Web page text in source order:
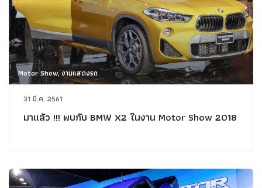
Motor Show, งานแสดงรถ
31 มี.ค. 2561
มาแล้ว !!! พบกับ BMW X2 ในงาน Motor Show 2018